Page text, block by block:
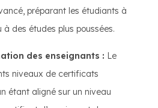
préparant les étudiants à
à des études plus poussées.
des enseignants : Le
niveaux de certificats
étant aligné sur un niveau